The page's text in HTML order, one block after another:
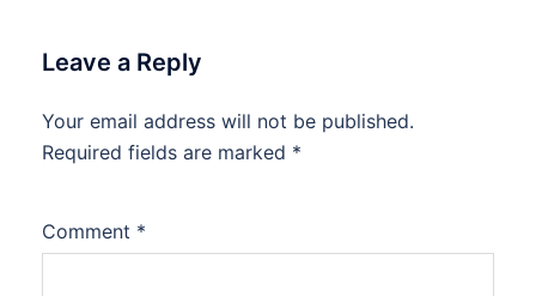
Leave a Reply
Your email address will not be published.
Required fields are marked *
Comment *